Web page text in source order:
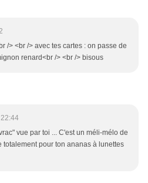
/> <br /> avec tes cartes : on passe de
renard<br /> <br /> bisous
vue par toi ... C'est un méli-mélo de
totalement pour ton ananas à lunettes